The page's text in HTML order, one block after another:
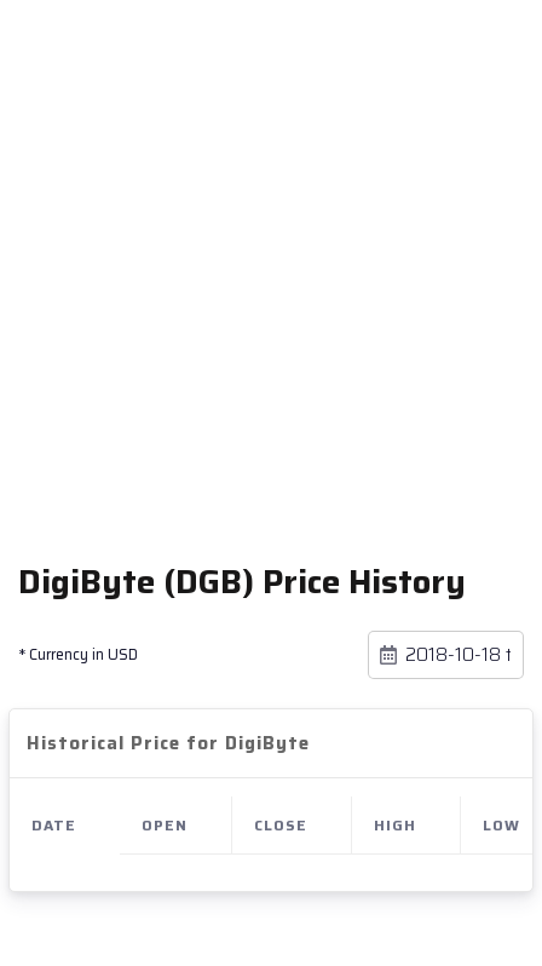
DigiByte (DGB) Price History
* Currency in USD
Historical Price for DigiByte
DATE OPEN CLOSE HIGH LOW